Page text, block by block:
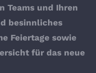
Teams und Ihren
besinnliches
Feiertage sowie
für das neue